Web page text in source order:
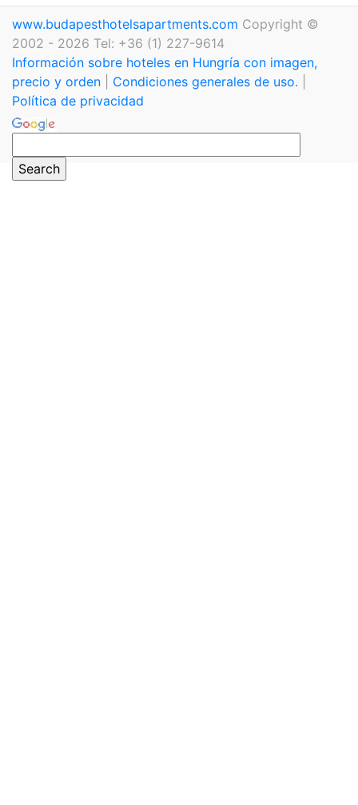
www.budapesthotelsapartments.com Copyright ©
2002 - 2026 Tel: +36 (1) 227-9614
Información sobre hoteles en Hungría con imagen,
precio y orden
Condiciones generales de uso.
Política de privacidad